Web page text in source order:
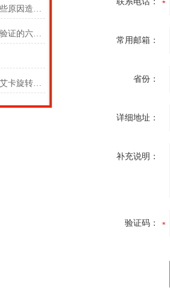
纳博热马弗炉不升温是哪些原因造成的？
谈谈流池法溶出度仪机械验证的六大要点
样品前处理的高效利器：艾卡旋转蒸发仪的技术架构与应用实践
常用邮箱：
省份：
详细地址：
补充说明：
验证码：